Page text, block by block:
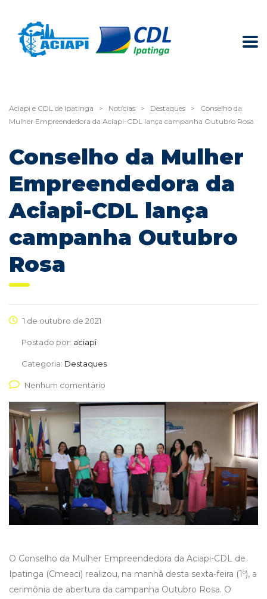
Aciapi e CDL de Ipatinga > Notícias > Destaques >
Conselho da
Mulher Empreendedora da Aciapi-CDL lança campanha Outubro Rosa
Conselho da Mulher
Empreendedora da
Aciapi-CDL lança
campanha Outubro
Rosa
1 de outubro de 2021
Postado por: aciapi
Categoria: Destaques
Nenhum comentário
O Conselho da Mulher Empreendedora da Aciapi-CDL de
Ipatinga (Cmeaci) realizou, na manhã desta sexta-feira (1º), a
cerimônia de abertura da campanha Outubro Rosa. O